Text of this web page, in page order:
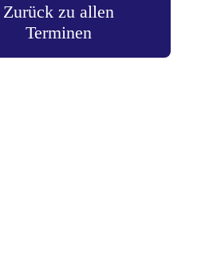
Zurück zu allen
Terminen